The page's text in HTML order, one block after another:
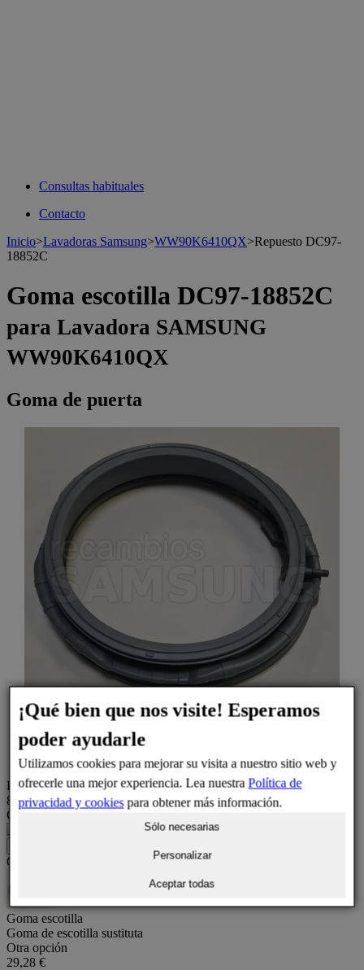
Consultas habituales
Contacto
Inicio>Lavadoras Samsung>WW90K6410QX>Repuesto DC97-
18852C
Goma escotilla DC97-18852C
para Lavadora SAMSUNG
WW90K6410QX
Goma de puerta
Precio
83,30 €
Cantidad
Otra opción
Goma escotilla
Goma de escotilla sustituta
Otra opción
29,28 €
¡Qué bien que nos visite! Esperamos
poder ayudarle
Utilizamos cookies para mejorar su visita a nuestro sitio web y
ofrecerle una mejor experiencia. Lea nuestra Política de
privacidad y cookiespara obtener más información.
Sólo necesarias
Personalizar
Aceptar todas